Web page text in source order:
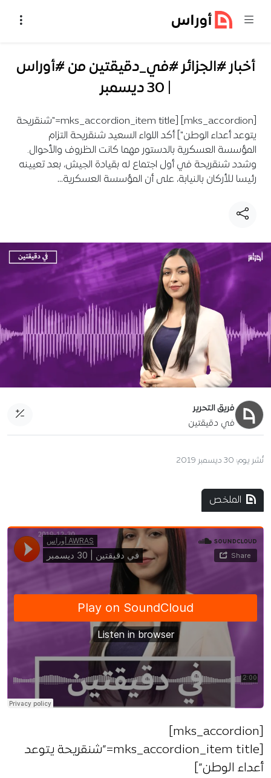
أخبار #الجزائر #في_دقيقتين من #أوراس
[mks_accordion] [mks_accordion_item title="شنقريحة
يتوعد أعداء الوطن"] أكد اللواء السعيد شنقريحة التزام
المؤسسة العسكرية بالدستور مهما كانت الظروف والأحوال.
وشدد شنقريحة في أول اجتماع له بقيادة الجيش، بعد تعيينه
رئيسا للأركان بالنيابة، على أن المؤسسة العسكرية…
فريق التحرير
في دقيقتين
نُشر يوم: 30 ديسمبر 2019
الملخص
[mks_accordion_item title=”شنقريحة يتوعد
أعداء الوطن”]